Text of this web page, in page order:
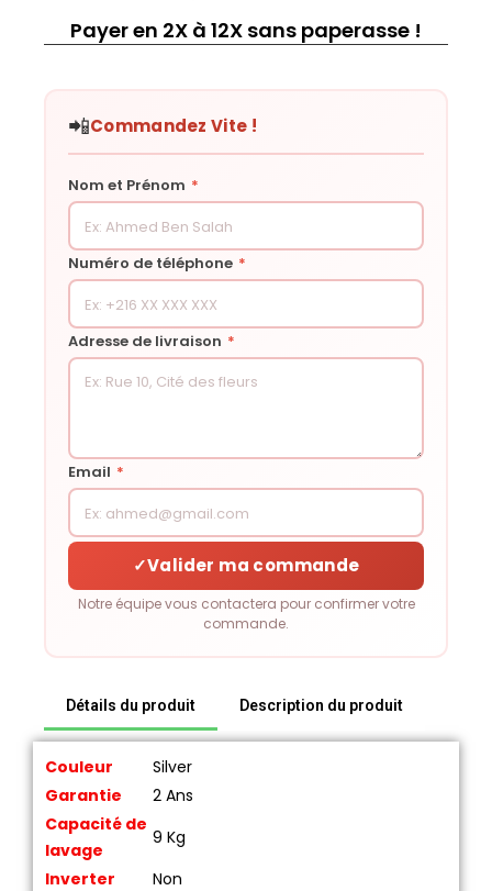
Payer en 2X à 12X sans paperasse !
📲Commandez Vite !
Nom et Prénom *
Numéro de téléphone *
Adresse de livraison *
Email *
✓Valider ma commande
Notre équipe vous contactera pour confirmer votre
commande.
Détails du produit Description du produit
Couleur
Silver
Garantie
2 Ans
Capacité de
lavage
9 Kg
Inverter
Non